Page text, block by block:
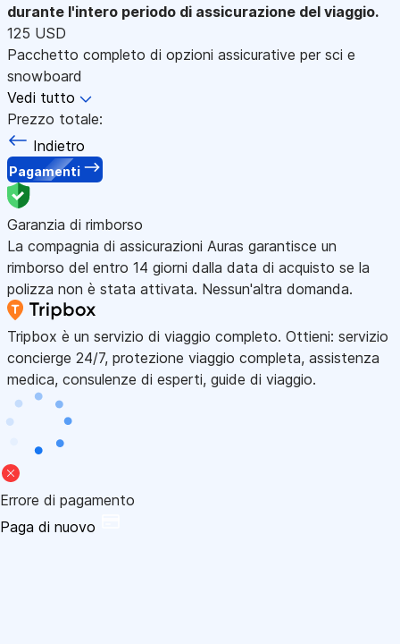
durante l'intero periodo di assicurazione del viaggio.
125 USD
Pacchetto completo di opzioni assicurative per sci e
snowboard
Vedi tutto
Prezzo totale:
Indietro
Pagamenti
Garanzia di rimborso
La compagnia di assicurazioni Auras garantisce un
rimborso del entro 14 giorni dalla data di acquisto se la
polizza non è stata attivata. Nessun'altra domanda.
Tripbox è un servizio di viaggio completo. Ottieni: servizio
concierge 24/7, protezione viaggio completa, assistenza
medica, consulenze di esperti, guide di viaggio.
Errore di pagamento
Paga di nuovo